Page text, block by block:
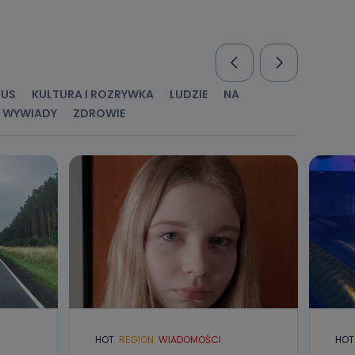
KULTURA I ROZRYWKA LUDZIE
NA
WYWIADY ZDROWIE
HOT REGION WIADOMOŚCI HOT